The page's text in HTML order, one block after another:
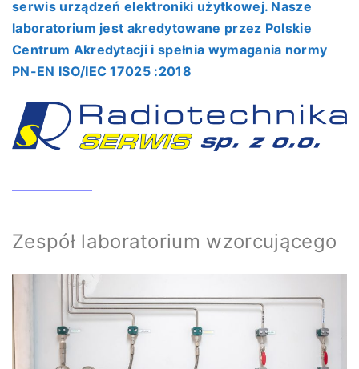
serwis urządzeń elektroniki użytkowej. Nasze
laboratorium jest akredytowane przez Polskie
Centrum Akredytacji i spełnia wymagania normy
PN-EN ISO/IEC 17025 :2018
Zespół laboratorium wzorcującego